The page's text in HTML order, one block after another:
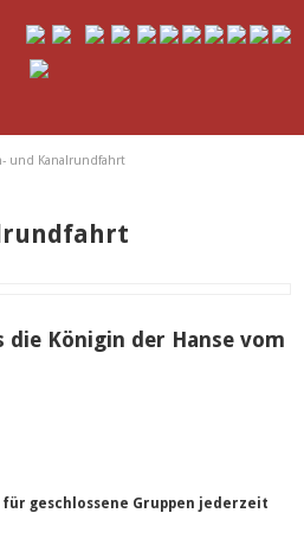
und Kanalrundfahrt
die Königin der Hanse vom
geschlossene Gruppen jederzeit